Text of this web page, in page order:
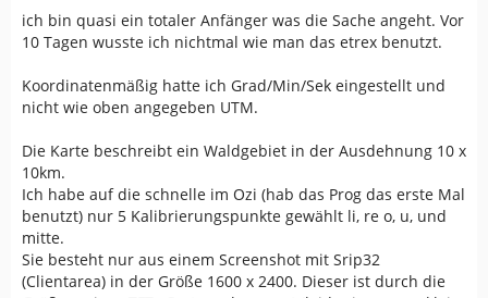
ich bin quasi ein totaler Anfänger was die Sache angeht. Vor
10 Tagen wusste ich nichtmal wie man das etrex benutzt.
Koordinatenmäßig hatte ich Grad/Min/Sek eingestellt und
nicht wie oben angegeben UTM.
Die Karte beschreibt ein Waldgebiet in der Ausdehnung 10 x
10km.
Ich habe auf die schnelle im Ozi (hab das Prog das erste Mal
benutzt) nur 5 Kalibrierungspunkte gewählt li, re o, u, und
mitte.
Sie besteht nur aus einem Screenshot mit Srip32
(Clientarea) in der Größe 1600 x 2400. Dieser ist durch die